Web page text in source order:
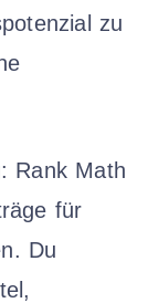
zu
: Rank Math
für
Du